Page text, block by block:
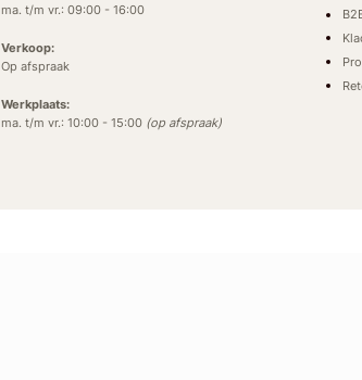
ma. t/m vr.: 09:00 - 16:00
Verkoop:
Op afspraak
Werkplaats:
ma. t/m vr.: 10:00 - 15:00 (op afspraak)